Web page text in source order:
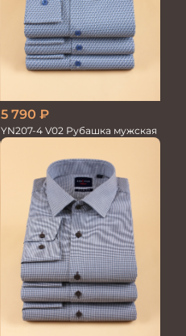
5 790 ₽
YN207-4 V02 Рубашка мужская